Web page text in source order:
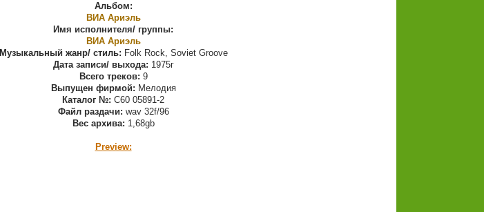
Альбом:
ВИА Ариэль
Имя исполнителя/ группы:
ВИА Ариэль
Музыкальный жанр/ стиль: Folk Rock, Soviet Groove
Дата записи/ выхода: 1975г
Всего треков: 9
Выпущен фирмой: Мелодия
Каталог №: С60 05891-2
Файл раздачи: wav 32f/96
Вес архива: 1,68gb
Preview: